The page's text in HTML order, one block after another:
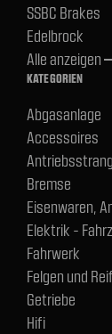
SSBC Brakes
Edelbrock
Alle anzeigen
KATEGORIEN
Abgasanlage
Accessoires
Bremse
Eisenwaren,
Elektrik -
Fahrwerk
Felgen und
Getriebe
Hifi